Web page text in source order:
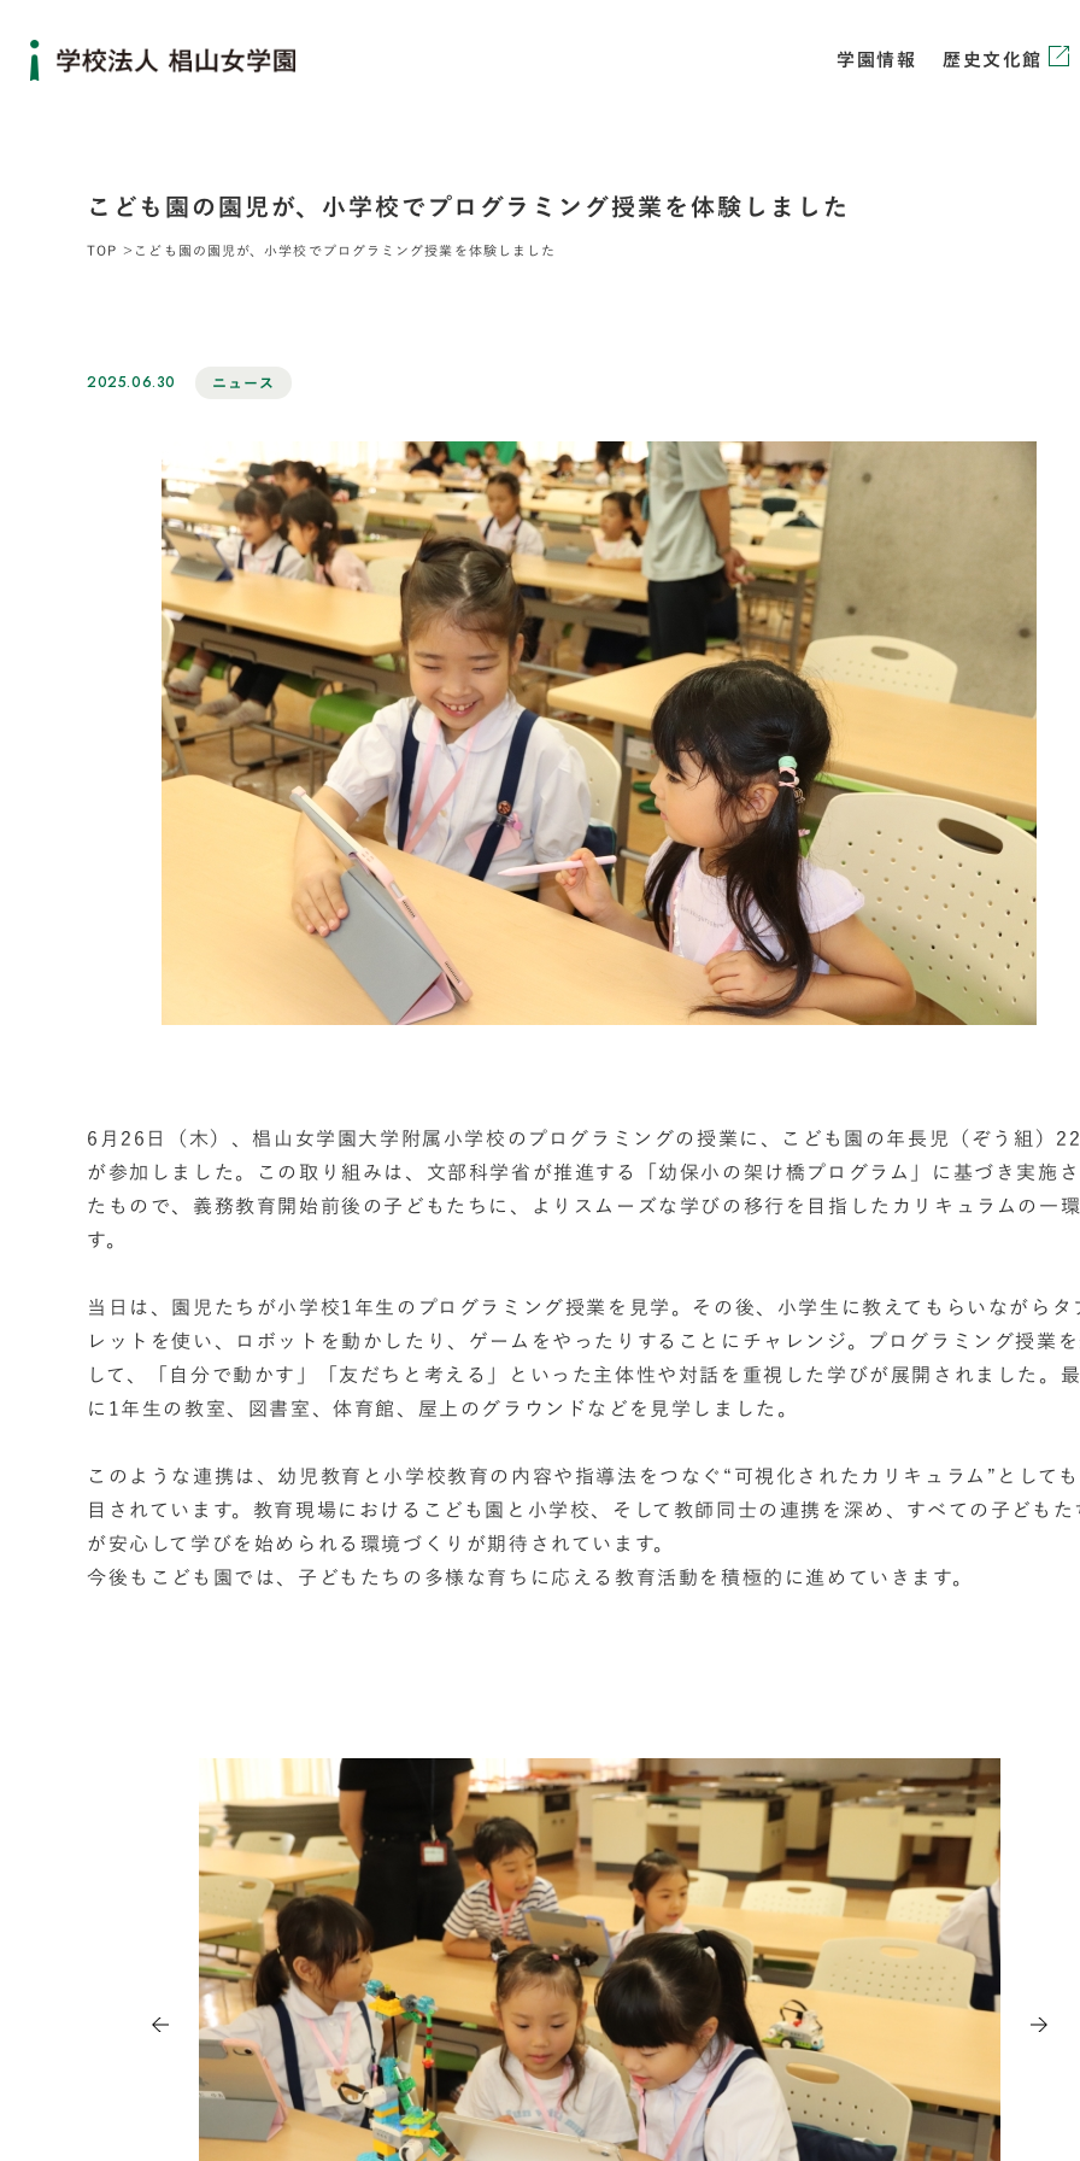
学園情報 歴史文化館
こども園の園児が、小学校でプログラミング授業を体験しました
TOP こども園の園児が、小学校でプログラミング授業を体験しました
2025.06.30 ニュース
6月26日（木）、椙山女学園大学附属小学校のプログラミングの授業に、こども園の年長児（ぞう組）
が参加しました。この取り組みは、文部科学省が推進する「幼保小の架け橋プログラム」に基づき実施
たもので、義務教育開始前後の子どもたちに、よりスムーズな学びの移行を目指したカリキュラムの一
す。
当日は、園児たちが小学校1年生のプログラミング授業を見学。その後、小学生に教えてもらいながらタ
レットを使い、ロボットを動かしたり、ゲームをやったりすることにチャレンジ。プログラミング授業を
して、「自分で動かす」「友だちと考える」といった主体性や対話を重視した学びが展開されました。
に1年生の教室、図書室、体育館、屋上のグラウンドなどを見学しました。
このような連携は、幼児教育と小学校教育の内容や指導法をつなぐ“可視化されたカリキュラム”として
目されています。教育現場におけるこども園と小学校、そして教師同士の連携を深め、すべての子どもた
が安心して学びを始められる環境づくりが期待されています。
今後もこども園では、子どもたちの多様な育ちに応える教育活動を積極的に進めていきます。